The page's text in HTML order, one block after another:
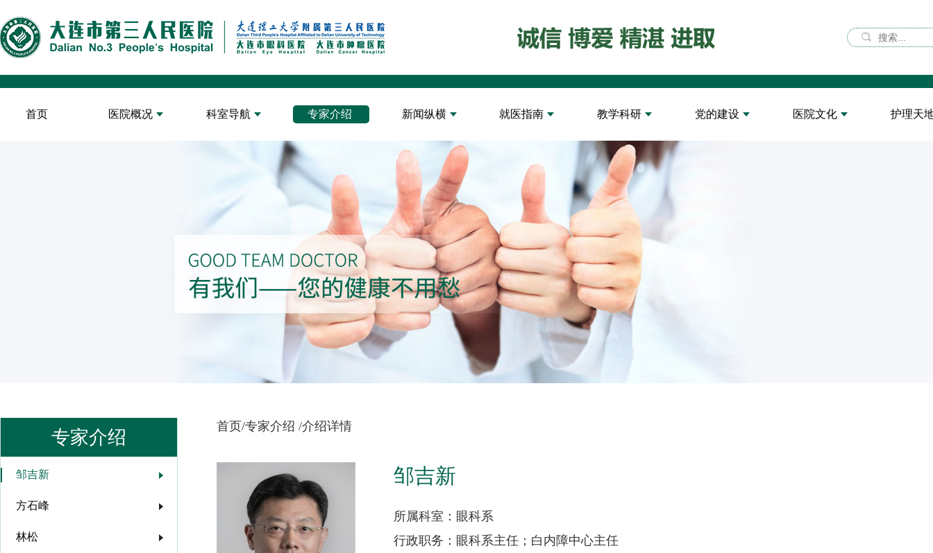
首页 医院概况 科室导航 专家介绍 新闻纵横 就医指南 教学科研 党的建设 医院文化 护理天
专家介绍
邹吉新
方石峰
林松
首页/专家介绍 /介绍详情
邹吉新
所属科室：眼科系
行政职务：眼科系主任；白内障中心主任